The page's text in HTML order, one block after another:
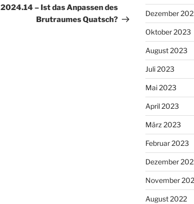
Beitrag
2024.14 – Ist das Anpassen des
Brutraumes Quatsch?
Dezember
Oktober 2023
August 2023
Juli 2023
Mai 2023
April 2023
März 2023
Februar 2023
Dezember
November
August 2022